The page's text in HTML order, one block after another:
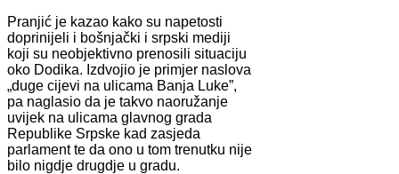
Pranjić je kazao kako su napetosti
doprinijeli i bošnjački i srpski mediji
koji su neobjektivno prenosili situaciju
oko Dodika. Izdvojio je primjer naslova
„duge cijevi na ulicama Banja Luke”,
pa naglasio da je takvo naoružanje
uvijek na ulicama glavnog grada
Republike Srpske kad zasjeda
parlament te da ono u tom trenutku nije
bilo nigdje drugdje u gradu.